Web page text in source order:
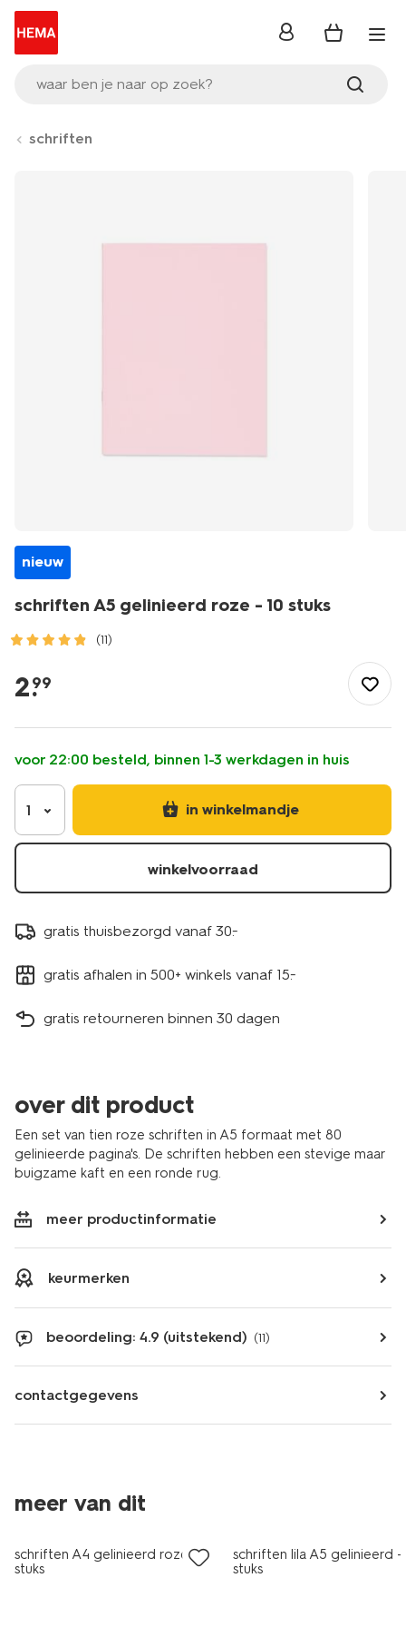
waar ben je naar op zoek?
inloggen
schriften
nieuw
schriften A5 gelinieerd roze - 10 stuks
(11)
kantoor/schriften-
boekjes/schriften/schriften-
gelinieerd-
-
-10-
stuks-
14594479.html
2.
99
voor 22:00 besteld, binnen 1-3 werkdagen in huis
1 in winkelmandje
winkelvoorraad
gratis thuisbezorgd vanaf 30.-
gratis afhalen in 500+ winkels vanaf 15.-
gratis retourneren binnen 30 dagen
over dit product
Een set van tien roze schriften in A5 formaat met 80
gelinieerde pagina's. De schriften hebben een stevige maar
buigzame kaft en een ronde rug.
meer productinformatie
keurmerken
beoordeling: 4.9 (uitstekend) (11)
contactgegevens
meer van dit
nieuw
schriften A4 gelinieerd roze - 5
stuks
schriften lila A5 gelinieerd -
stuks